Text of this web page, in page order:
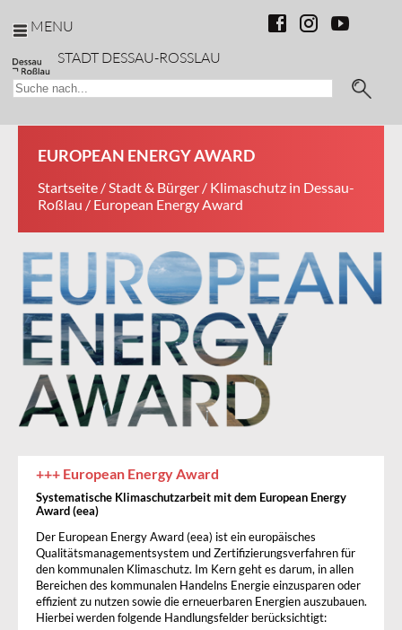
MENU
STADT DESSAU-ROSSLAU
EUROPEAN ENERGY AWARD
Startseite /Stadt & Bürger / Klimaschutz in Dessau-
Roßlau / European Energy Award
+++ European Energy Award
Systematische Klimaschutzarbeit mit dem European Energy
Award (eea)
Der European Energy Award (eea) ist ein europäisches
Qualitätsmanagementsystem und Zertifizierungsverfahren für
den kommunalen Klimaschutz. Im Kern geht es darum, in allen
Bereichen des kommunalen Handelns Energie einzusparen oder
effizient zu nutzen sowie die erneuerbaren Energien auszubauen.
Hierbei werden folgende Handlungsfelder berücksichtigt: